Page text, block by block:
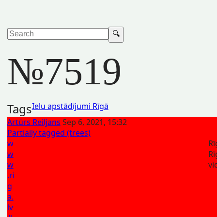
№7519
TagsIelu apstādījumi Rīgā
Artūrs Reiljans Sep 6, 2021, 15:32
Partially tagged (trees)
w
w
w
.ri
g
a.
lv